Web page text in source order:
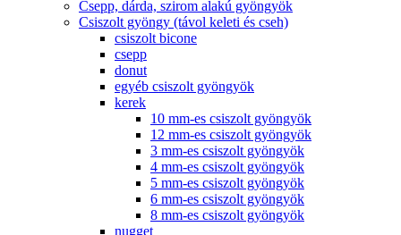
Csepp, dárda, szirom alakú gyöngyök
Csiszolt gyöngy (távol keleti és cseh)
csiszolt bicone
csepp
donut
egyéb csiszolt gyöngyök
kerek
10 mm-es csiszolt gyöngyök
12 mm-es csiszolt gyöngyök
3 mm-es csiszolt gyöngyök
4 mm-es csiszolt gyöngyök
5 mm-es csiszolt gyöngyök
6 mm-es csiszolt gyöngyök
8 mm-es csiszolt gyöngyök
nugget